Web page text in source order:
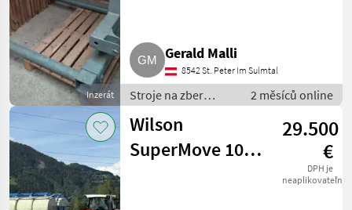
Inzerát
Gerald Malli
8542 St. Peter Im Sulmtal
Stroje na zber
objemových krmív /
transportéry
balíkov
2 měsíců online
Wilson
SuperMove 10
Ballensammelwagen
29.500
€
DPH je
neaplikovateľné